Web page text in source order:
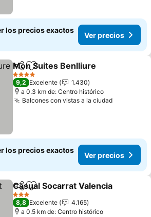
los precios exactos
Ver precios
CompartirAgregar a favoritos
Mon Suites Benlliure
4 Estrellas
9,2 Excelente
1.430
a 0.3 km de: Centro histórico
Balcones con vistas a la ciudadVer
los precios exactos
Ver precios
CompartirAgregar a favoritos
Casual Socarrat Valencia
3 Estrellas
8,8 Excelente
4.165
a 0.5 km de: Centro histórico